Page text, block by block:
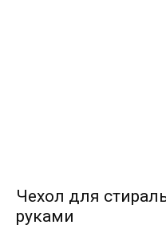
Чехол для
руками